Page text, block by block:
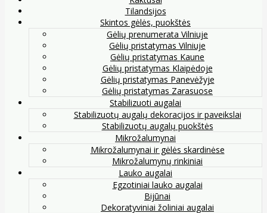
Tilandsijos
Skintos gėlės, puokštės
Gėlių prenumerata Vilniuje
Gėlių pristatymas Vilniuje
Gėlių pristatymas Kaune
Gėlių pristatymas Klaipėdoje
Gėlių pristatymas Panevėžyje
Gėlių pristatymas Zarasuose
Stabilizuoti augalai
Stabilizuotų augalų dekoracijos ir paveikslai
Stabilizuotų augalų puokštės
Mikrožalumynai
Mikrožalumynai ir gėlės skardinėse
Mikrožalumynų rinkiniai
Lauko augalai
Egzotiniai lauko augalai
Bijūnai
Dekoratyviniai žoliniai augalai